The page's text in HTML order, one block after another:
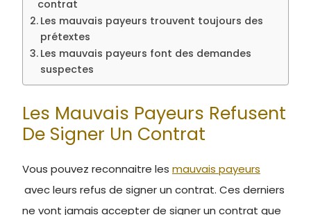
contrat
Les mauvais payeurs trouvent toujours des
prétextes
Les mauvais payeurs font des demandes
suspectes
Les Mauvais Payeurs Refusent
De Signer Un Contrat
Vous pouvez reconnaitre les mauvais payeurs
avec leurs refus de signer un contrat. Ces derniers
ne vont jamais accepter de signer un contrat que